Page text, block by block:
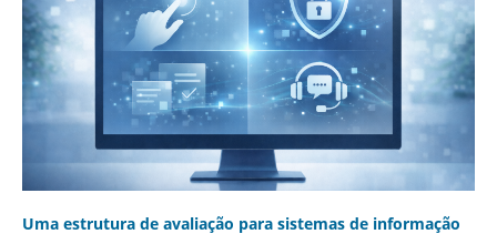
Uma estrutura de avaliação para sistemas de informação